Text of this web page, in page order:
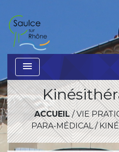
menu
ACCUEIL/VIE
PARA-MÉDICAL/